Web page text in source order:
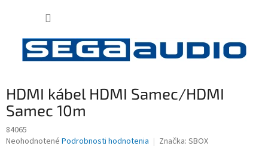
HDMI kábel HDMI Samec/HDMI
Samec 10m
84065
Priemerné
Neohodnotené Podrobnosti hodnotenia Značka: SBOX